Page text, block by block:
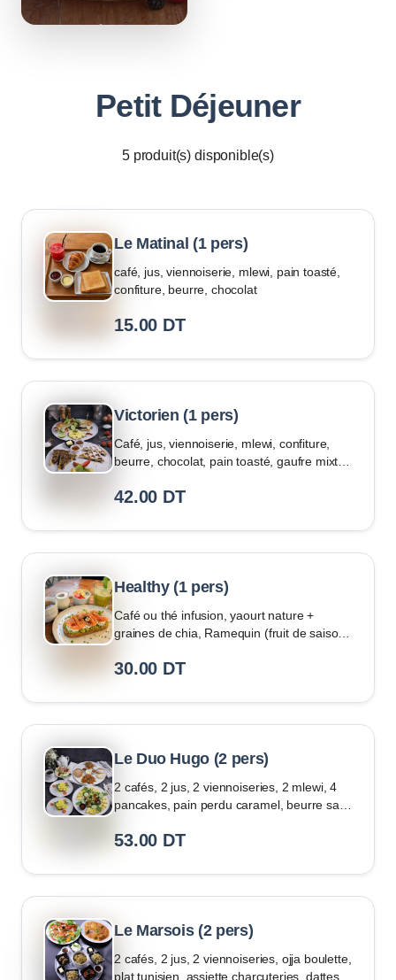
Petit Déjeuner
5 produit(s) disponible(s)
Le Matinal (1 pers)
café, jus, viennoiserie, mlewi, pain toasté,
confiture, beurre, chocolat
15.00 DT
Victorien (1 pers)
Café, jus, viennoiserie, mlewi, confiture,
beurre, chocolat, pain toasté, gaufre mixte
légère au fromage blanc, duo de mini
brochette fruit de saison
42.00 DT
Healthy (1 pers)
Café ou thé infusion, yaourt nature +
graines de chia, Ramequin (fruit de saison),
tartine : avocat, crème légère au fromage
30.00 DT
Le Duo Hugo (2 pers)
2 cafés, 2 jus, 2 viennoiseries, 2 mlewi, 4
pancakes, pain perdu caramel, beurre salé,
(poivron, tomate), œuf bénédicte, salade
53.00 DT
Le Marsois (2 pers)
2 cafés, 2 jus, 2 viennoiseries, ojja boulette,
plat tunisien, assiette charcuteries, dattes